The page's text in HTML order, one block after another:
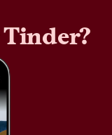
Tinder?